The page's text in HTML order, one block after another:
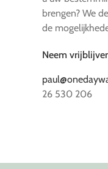
brengen? We
de
Neem
26 530 206